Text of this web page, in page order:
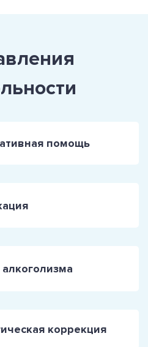
помощь
коррекция